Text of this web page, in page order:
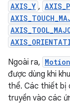
AXIS_Y ,
Ngoài ra,
được dùng khi
thể. Các thiết bị
truyền vào các